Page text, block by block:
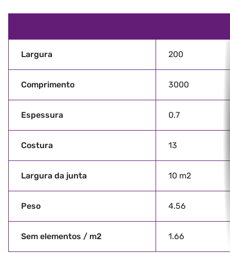
Largura 200
Comprimento 3000
Espessura 0.7
Costura 13
Largura da junta 10 m2
Peso 4.56
Sem elementos / m2 1.66